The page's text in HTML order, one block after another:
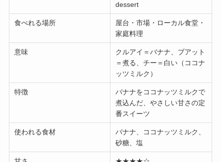
dessert
食べれる場所
屋台・市場・ローカル食堂・
家庭料理
意味
クルアイ＝バナナ、ブアット
＝煮る、チー＝白い（ココナ
ッツミルク）
特徴
バナナをココナッツミルクで
煮込んだ、やさしい甘さの定
番スイーツ
使われる食材
バナナ、ココナッツミルク、
砂糖、塩